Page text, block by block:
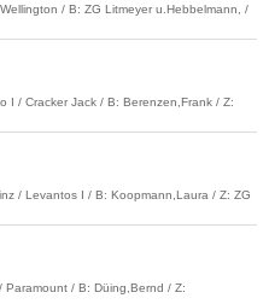
/ B: ZG Litmeyer u.Hebbelmann, /
I / Cracker Jack / B: Berenzen,Frank / Z:
/ Levantos I / B: Koopmann,Laura / Z: ZG
/ B: Düing,Bernd / Z: